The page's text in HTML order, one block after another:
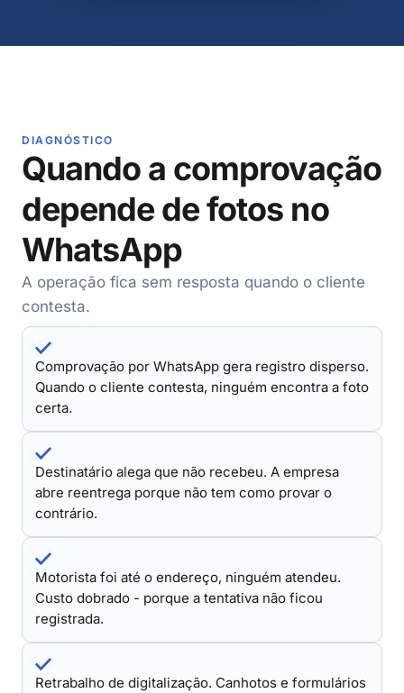
DIAGNÓSTICO
Quando a comprovação
depende de fotos no
WhatsApp
A operação fica sem resposta quando o cliente
contesta.
Comprovação por WhatsApp gera registro disperso.
Quando o cliente contesta, ninguém encontra a foto
certa.
Destinatário alega que não recebeu. A empresa
abre reentrega porque não tem como provar o
contrário.
Motorista foi até o endereço, ninguém atendeu.
Custo dobrado - porque a tentativa não ficou
registrada.
Retrabalho de digitalização. Canhotos e formulários